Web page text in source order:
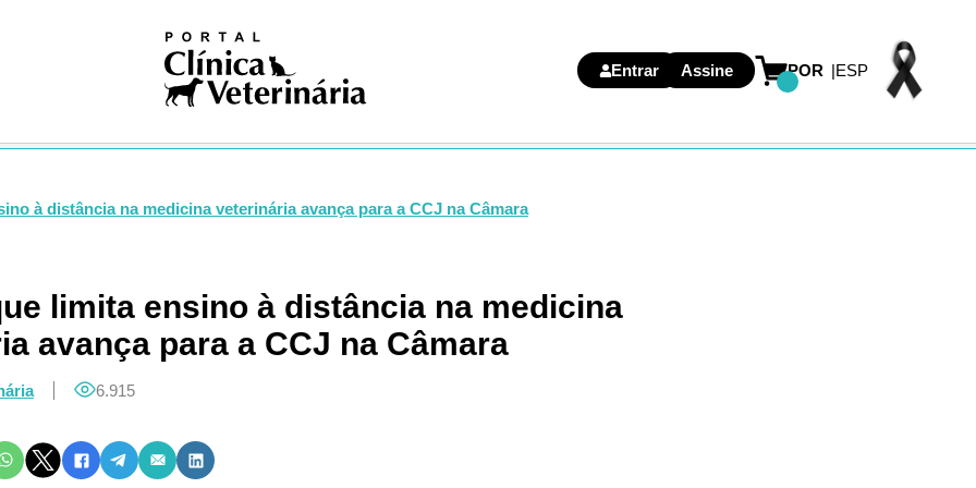
Entrar Assine POR ESP
à distância na medicina veterinária avança para a CCJ na Câmara
limita ensino à distância na medicina
avança para a CCJ na Câmara
6.915